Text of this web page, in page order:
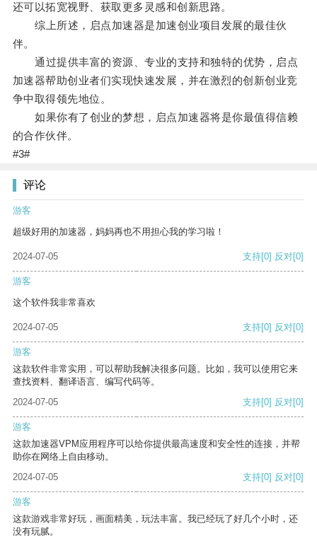
还可以拓宽视野、获取更多灵感和创新思路。
综上所述，启点加速器是加速创业项目发展的最佳伙
伴。
通过提供丰富的资源、专业的支持和独特的优势，启点
加速器帮助创业者们实现快速发展，并在激烈的创新创业竞
争中取得领先地位。
如果你有了创业的梦想，启点加速器将是你最值得信赖
的合作伙伴。
#3#
评论
游客
超级好用的加速器，妈妈再也不用担心我的学习啦！
2024-07-05 支持[0] 反对[0]
游客
这个软件我非常喜欢
2024-07-05 支持[0] 反对[0]
游客
这款软件非常实用，可以帮助我解决很多问题。比如，我可以使用它来
查找资料、翻译语言、编写代码等。
2024-07-05
支持[0] 反对[0]
游客
这款加速器VPM应用程序可以给你提供最高速度和安全性的连接，并帮
助你在网络上自由移动。
2024-07-05
支持[0] 反对[0]
游客
这款游戏非常好玩，画面精美，玩法丰富。我已经玩了好几个小时，还
没有玩腻。